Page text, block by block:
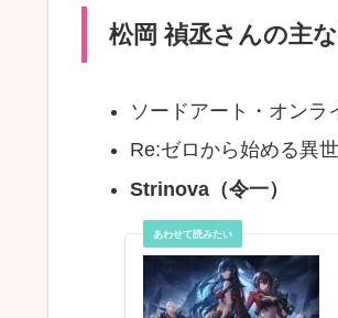
松岡 禎丞さんの主
ソードアート・オンラ
Re:ゼロから始める異
Strinova（令一）